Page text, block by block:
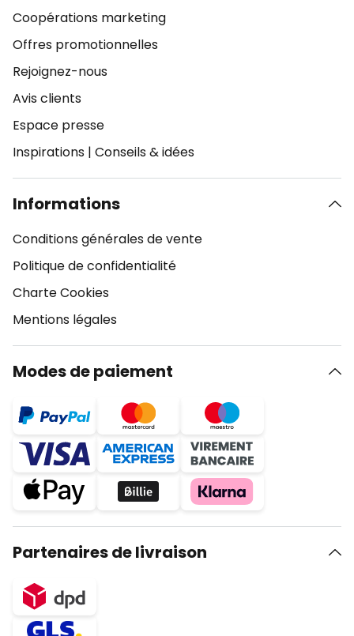
Coopérations marketing
Offres promotionnelles
Rejoignez-nous
Avis clients
Espace presse
Inspirations | Conseils & idées
Informations
Conditions générales de vente
Politique de confidentialité
Charte Cookies
Mentions légales
Modes de paiement
Partenaires de livraison